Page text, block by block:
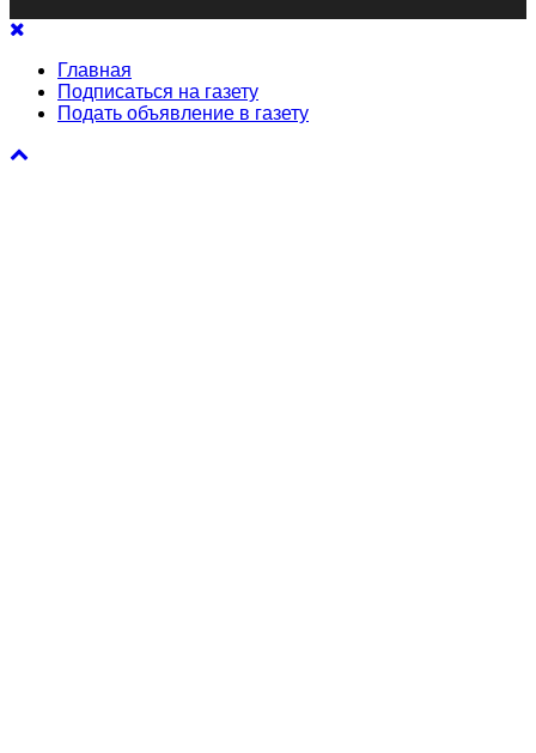
Главная
Подписаться на газету
Подать объявление в газету